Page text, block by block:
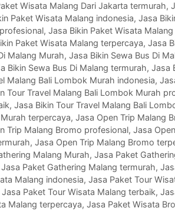
Wisata Malang Dari Jakarta termurah,
Paket Wisata Malang indonesia, Jasa
, Jasa Bikin Paket Wisata
Paket Wisata Malang terpercaya, Jasa
Malang Murah, Jasa Bikin Sewa Bus Di
Bikin Sewa Bus Di Malang termurah, Jasa
Malang Bali Lombok Murah indonesia,
Tour Travel Malang Bali Lombok Murah
, Jasa Bikin Tour Travel Malang Bali
terpercaya, Jasa Open Trip Malang
Trip Malang Bromo profesional, Jasa
, Jasa Open Trip Malang Bromo
Malang Murah, Jasa Paket
Jasa Paket Gathering Malang termurah,
Malang indonesia, Jasa Paket Tour
Jasa Paket Tour Wisata Malang terbaik,
Malang terpercaya, Jasa Paket Wisata